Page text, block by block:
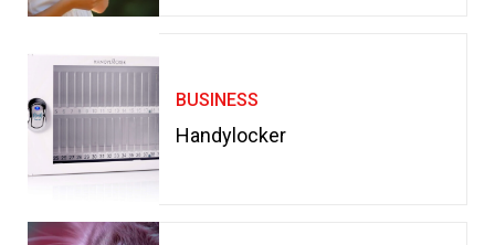
BUSINESS
Handylocker